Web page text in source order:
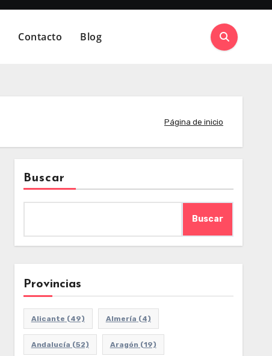
Contacto Blog
Página de inicio
Buscar
Buscar
Provincias
Alicante (49) Almería (4)
Andalucía (52) Aragón (19)